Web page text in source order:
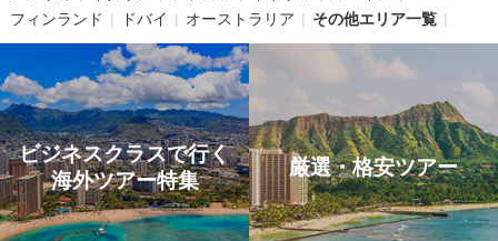
フィンランド
ドバイ オーストラリア その他エリア一覧
ビジネスクラスで行く
海外ツアー特集
厳選・格安ツアー